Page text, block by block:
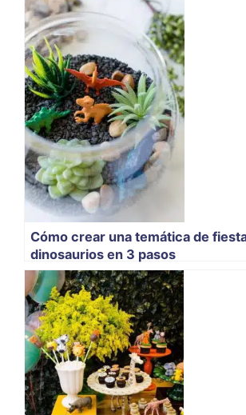
Cómo crear una temática de
dinosaurios en 3 pasos